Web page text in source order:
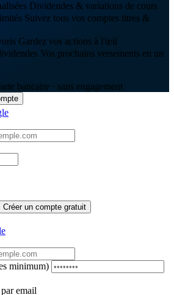
Dividendes & variations de cours
Suivez tous vos comptes titres &
Gardez vos actions à l'œil
Vos prochains versements en un
bancaire · sans engagement
Créer un compte gratuit
minimum)
email